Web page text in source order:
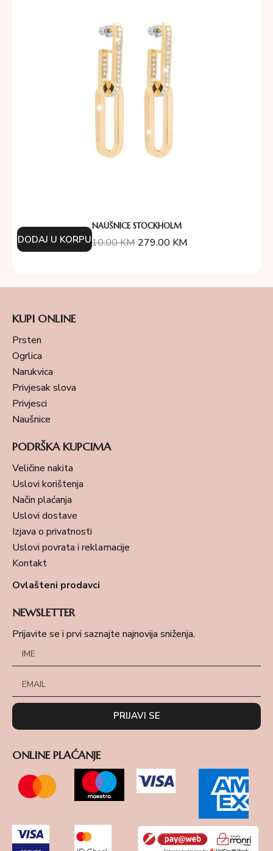
NAUŠNICE STOCKHOLM
310.00KM 279.00 KM
DODAJ U KORPU
KUPI ONLINE
Prsten
Ogrlica
Narukvica
Privjesak slova
Privjesci
Naušnice
PODRŠKA KUPCIMA
Veličine nakita
Uslovi korištenja
Način plaćanja
Uslovi dostave
Izjava o privatnosti
Uslovi povrata i reklamacije
Kontakt
Ovlašteni prodavci
NEWSLETTER
Prijavite se i prvi saznajte najnovija sniženja.
PRIJAVI SE
ONLINE PLAĆANJE